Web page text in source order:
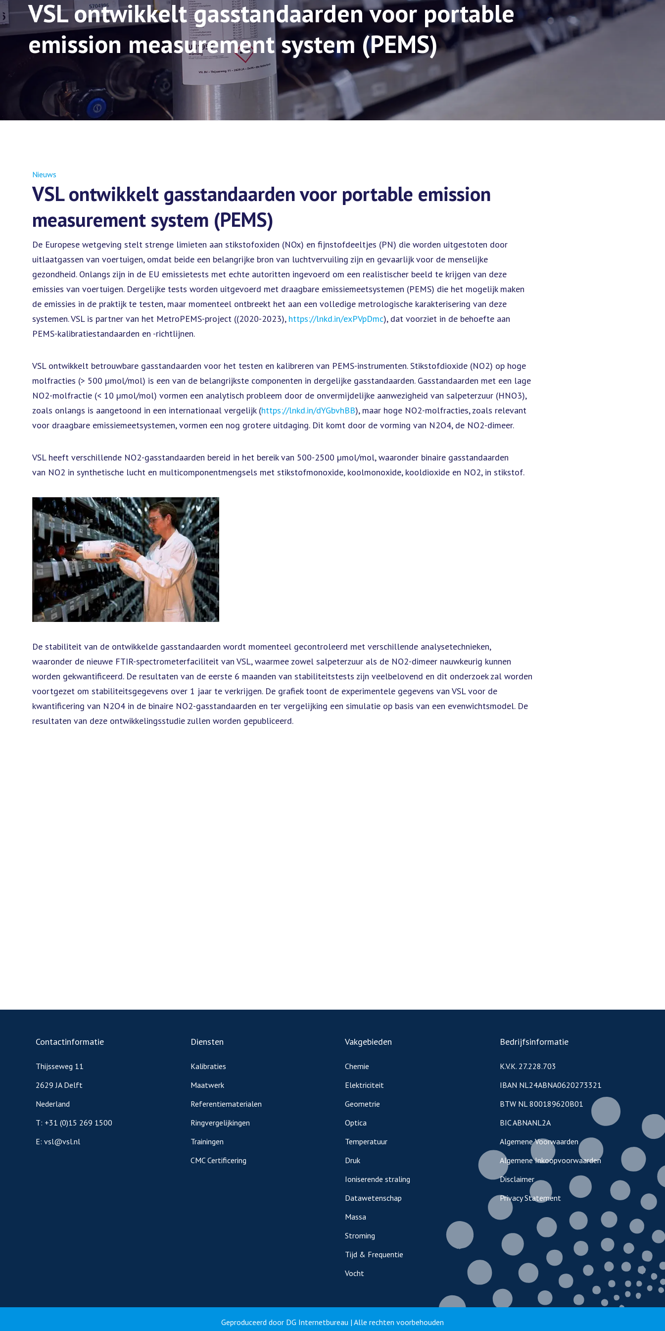
VSL ontwikkelt gasstandaarden voor portable
emission measurement system (PEMS)
Nieuws
VSL ontwikkelt gasstandaarden voor portable emission
measurement system (PEMS)
De Europese wetgeving stelt strenge limieten aan stikstofoxiden (NOx) en fijnstofdeeltjes (PN) die worden uitgestoten door
uitlaatgassen van voertuigen, omdat beide een belangrijke bron van luchtvervuiling zijn en gevaarlijk voor de menselijke
gezondheid. Onlangs zijn in de EU emissietests met echte autoritten ingevoerd om een realistischer beeld te krijgen van deze
emissies van voertuigen. Dergelijke tests worden uitgevoerd met draagbare emissiemeetsystemen (PEMS) die het mogelijk maken
de emissies in de praktijk te testen, maar momenteel ontbreekt het aan een volledige metrologische karakterisering van deze
systemen. VSL is partner van het MetroPEMS-project ((2020-2023), https://lnkd.in/exPVpDmc), dat voorziet in de behoefte aan
PEMS-kalibratiestandaarden en -richtlijnen.
VSL ontwikkelt betrouwbare gasstandaarden voor het testen en kalibreren van PEMS-instrumenten. Stikstofdioxide (NO2) op hoge
molfracties (> 500 µmol/mol) is een van de belangrijkste componenten in dergelijke gasstandaarden. Gasstandaarden met een lage
NO2-molfractie (< 10 µmol/mol) vormen een analytisch probleem door de onvermijdelijke aanwezigheid van salpeterzuur (HNO3),
zoals onlangs is aangetoond in een internationaal vergelijk (https://lnkd.in/dYGbvhBB), maar hoge NO2-molfracties, zoals relevant
voor draagbare emissiemeetsystemen, vormen een nog grotere uitdaging. Dit komt door de vorming van N2O4, de NO2-dimeer.
VSL heeft verschillende NO2-gasstandaarden bereid in het bereik van 500-2500 µmol/mol, waaronder binaire gasstandaarden
van NO2 in synthetische lucht en multicomponentmengsels met stikstofmonoxide, koolmonoxide, kooldioxide en NO2, in stikstof.
De stabiliteit van de ontwikkelde gasstandaarden wordt momenteel gecontroleerd met verschillende analysetechnieken,
waaronder de nieuwe FTIR-spectrometerfaciliteit van VSL, waarmee zowel salpeterzuur als de NO2-dimeer nauwkeurig kunnen
worden gekwantificeerd. De resultaten van de eerste 6 maanden van stabiliteitstests zijn veelbelovend en dit onderzoek zal worden
voortgezet om stabiliteitsgegevens over 1 jaar te verkrijgen. De grafiek toont de experimentele gegevens van VSL voor de
kwantificering van N2O4 in de binaire NO2-gasstandaarden en ter vergelijking een simulatie op basis van een evenwichtsmodel. De
resultaten van deze ontwikkelingsstudie zullen worden gepubliceerd.
Contactinformatie
Thijsseweg 11
2629 JA Delft
Nederland
T: +31 (0)15 269 1500
E: vsl@vsl.nl
Diensten
Kalibraties
Maatwerk
Referentiematerialen
Ringvergelijkingen
Trainingen
CMC Certificering
Vakgebieden
Chemie
Elektriciteit
Geometrie
Optica
Temperatuur
Druk
Ioniserende straling
Datawetenschap
Massa
Stroming
Tijd & Frequentie
Vocht
Bedrijfsinformatie
K.V.K. 27.228.703
IBAN NL24ABNA0620273321
BTW NL 800189620B01
BIC ABNANL2A
Algemene Voorwaarden
Algemene Inkoopvoorwaarden
Disclaimer
Privacy Statement
Geproduceerd door DG Internetbureau | Alle rechten voorbehouden